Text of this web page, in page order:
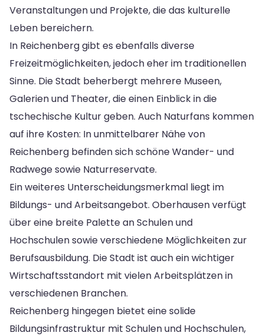
Veranstaltungen und Projekte, die das kulturelle
Leben bereichern.
In Reichenberg gibt es ebenfalls diverse
Freizeitmöglichkeiten, jedoch eher im traditionellen
Sinne. Die Stadt beherbergt mehrere Museen,
Galerien und Theater, die einen Einblick in die
tschechische Kultur geben. Auch Naturfans kommen
auf ihre Kosten: In unmittelbarer Nähe von
Reichenberg befinden sich schöne Wander- und
Radwege sowie Naturreservate.
Ein weiteres Unterscheidungsmerkmal liegt im
Bildungs- und Arbeitsangebot. Oberhausen verfügt
über eine breite Palette an Schulen und
Hochschulen sowie verschiedene Möglichkeiten zur
Berufsausbildung. Die Stadt ist auch ein wichtiger
Wirtschaftsstandort mit vielen Arbeitsplätzen in
verschiedenen Branchen.
Reichenberg hingegen bietet eine solide
Bildungsinfrastruktur mit Schulen und Hochschulen,